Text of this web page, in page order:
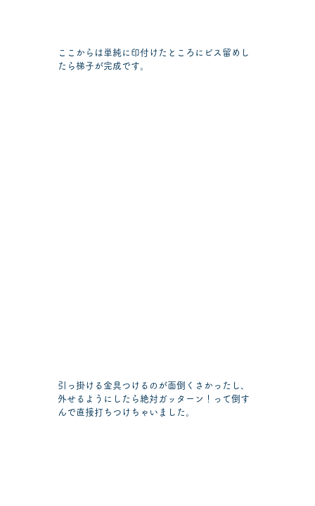
ここからは単純に印付けたところにビス留めし
たら梯子が完成です。
引っ掛ける金具つけるのが面倒くさかったし、
外せるようにしたら絶対ガッターン！って倒す
んで直接打ちつけちゃいました。